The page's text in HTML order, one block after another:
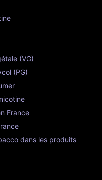
(VG)
(PG)
France
dans les produits